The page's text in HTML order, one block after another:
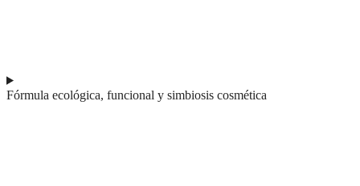
Fórmula ecológica, funcional y simbiosis cosmética